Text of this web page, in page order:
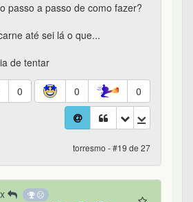
passo a passo de como fazer?
até sei lá o que...
de tentar
0 0 0
torresmo - #19 de 27